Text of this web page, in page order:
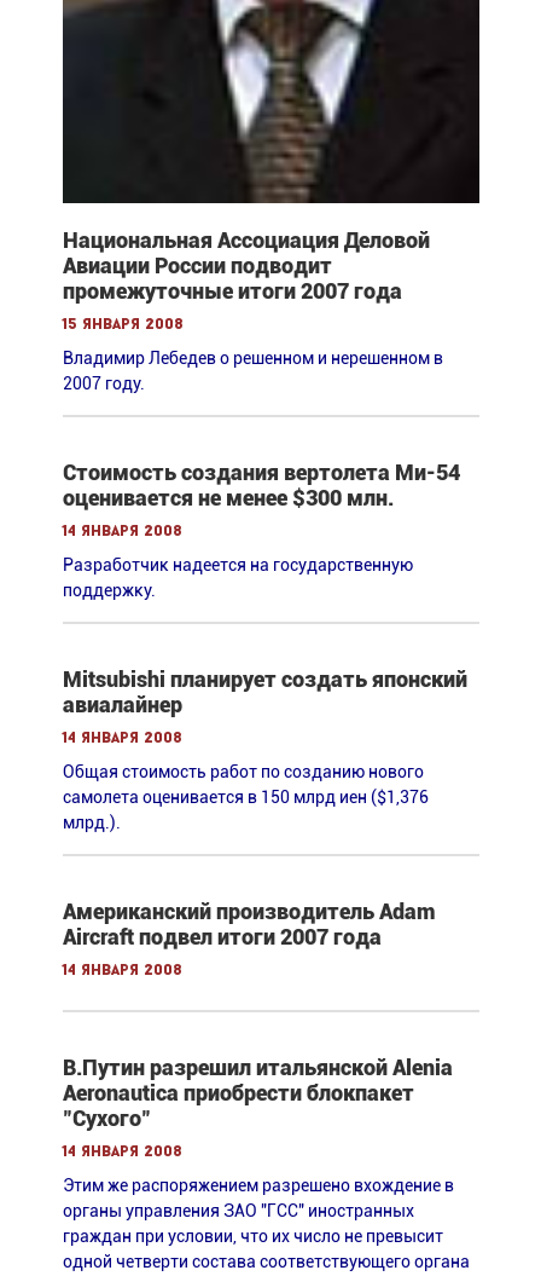
Национальная Ассоциация Деловой
Авиации России подводит
промежуточные итоги 2007 года
15 января 2008
Владимир Лебедев о решенном и нерешенном в
2007 году.
Стоимость создания вертолета Ми-54
оценивается не менее $300 млн.
14 января 2008
Разработчик надеется на государственную
поддержку.
Mitsubishi планирует создать японский
авиалайнер
14 января 2008
Общая стоимость работ по созданию нового
самолета оценивается в 150 млрд иен ($1,376
млрд.).
Американский производитель Adam
Aircraft подвел итоги 2007 года
14 января 2008
В.Путин разрешил итальянской Alenia
Aeronautica приобрести блокпакет
"Сухого"
14 января 2008
Этим же распоряжением разрешено вхождение в
органы управления ЗАО "ГСС" иностранных
граждан при условии, что их число не превысит
одной четверти состава соответствующего органа